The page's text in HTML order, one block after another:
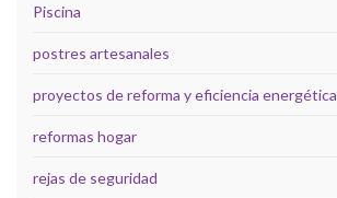
Piscina
postres artesanales
proyectos de reforma y eficiencia energética
reformas hogar
rejas de seguridad